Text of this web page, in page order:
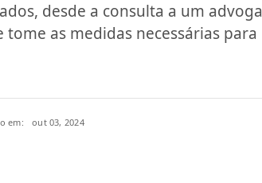
desde a consulta a um
as medidas necessárias
em: out 03, 2024